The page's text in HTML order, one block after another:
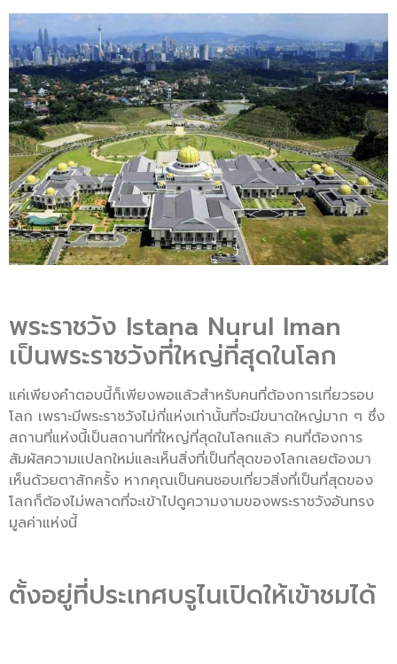
พระราชวัง Istana Nurul Iman
เป็นพระราชวังที่ใหญ่ที่สุดในโลก
แค่เพียงคำตอบนี้ก็เพียงพอแล้วสำหรับคนที่ต้องการเที่ยวรอบ
โลก เพราะมีพระราชวังไม่กี่แห่งเท่านั้นที่จะมีขนาดใหญ่มาก ๆ ซึ่ง
สถานที่แห่งนี้เป็นสถานที่ที่ใหญ่ที่สุดในโลกแล้ว คนที่ต้องการ
สัมผัสความแปลกใหม่และเห็นสิ่งที่เป็นที่สุดของโลกเลยต้องมา
เห็นด้วยตาสักครั้ง หากคุณเป็นคนชอบเที่ยวสิ่งที่เป็นที่สุดของ
โลกก็ต้องไม่พลาดที่จะเข้าไปดูความงามของพระราชวังอันทรง
มูลค่าแห่งนี้
ตั้งอยู่ที่ประเทศบรูไนเปิดให้เข้าชมได้